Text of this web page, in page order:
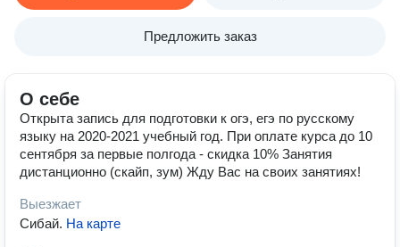
Предложить заказ
О себе
Открыта запись для подготовки к огэ, егэ по русскому
языку на 2020-2021 учебный год. При оплате курса до 10
сентября за первые полгода - скидка 10% Занятия
дистанционно (скайп, зум) Жду Вас на своих занятиях!
Выезжает
Сибай. На карте